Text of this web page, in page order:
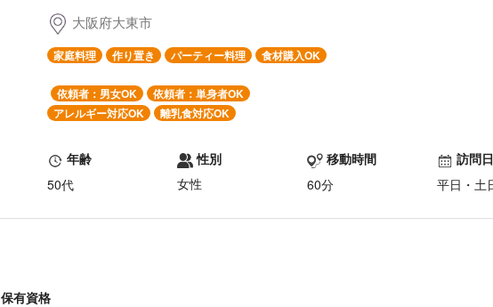
大阪府大東市
家庭料理 作り置き パーティー料理 食材購入OK
依頼者：男女OK
依頼者：単身者OK
アレルギー対応OK
離乳食対応OK
年齢
50代
性別
女性
移動時間
60分
訪問
平日・土
保有資格